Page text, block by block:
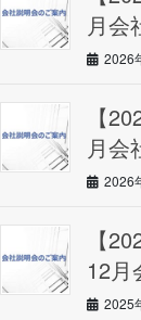
月会
2026
【
月会
2026
【
12月
2025